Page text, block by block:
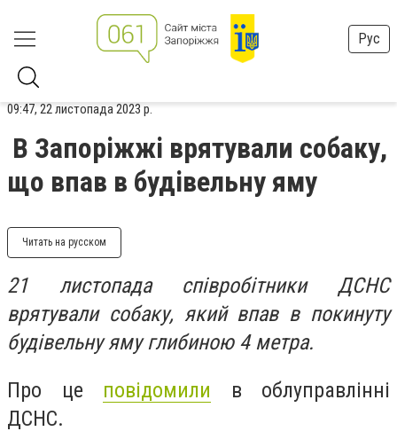
Рус
09:47, 22 листопада 2023 р.
В Запоріжжі врятували собаку,
що впав в будівельну яму
Читать на русском
21 листопада співробітники ДСНС
врятували собаку, який впав в покинуту
будівельну яму глибиною 4 метра.
Про це повідомили в облуправлінні
ДСНС.